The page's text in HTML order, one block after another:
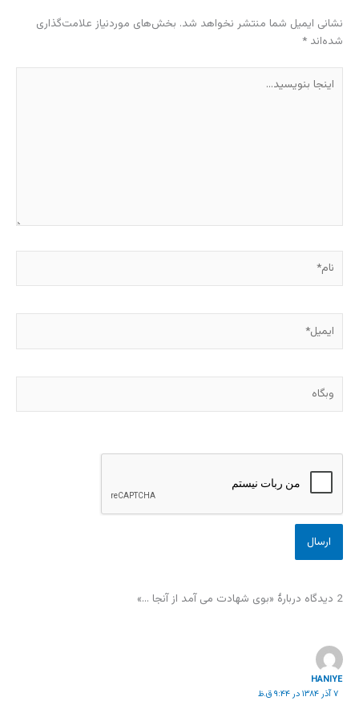
نشانی ایمیل شما منتشر نخواهد شد. بخش‌های موردنیاز علامت‌گذاری
شده‌اند *
بنویسید…
وبگاه
2 دیدگاه دربارهٔ «بوی شهادت می آمد از آنجا …»
HANIYE
۷ آذر ۱۳۸۴ در ۹:۴۴ ق.ظ